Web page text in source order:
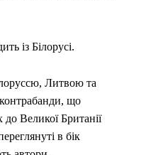
із Білорусі.
Литвою та
що
Великої Британії
в бік